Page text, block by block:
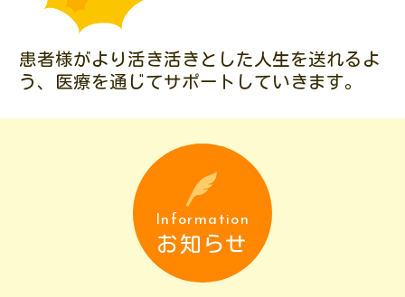
患者様がより活き活きとした人生を送れるよ
う、
医療を通じてサポートしていきます。
Information
お知らせ